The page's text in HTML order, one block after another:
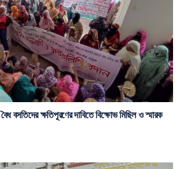
বসতিদের ক্ষতিপূরণের দাবিতে বিক্ষোভ মিছিল ও স্মারক